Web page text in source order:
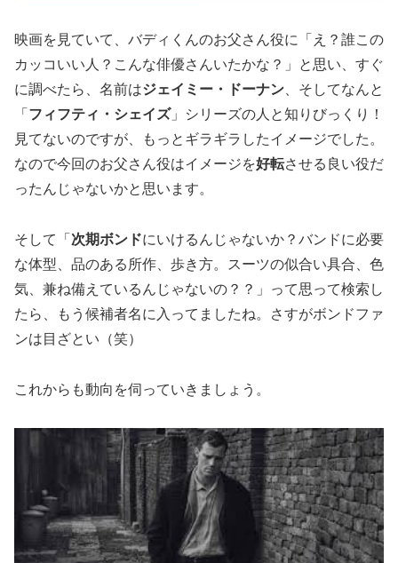
映画を見ていて、バディくんのお父さん役に「え？誰この
カッコいい人？こんな俳優さんいたかな？」と思い、すぐ
に調べたら、名前はジェイミー・ドーナン 、そしてなんと
「 フィフティ・シェイズ」シリーズの人と知りびっくり！
見てないのですが、もっとギラギラしたイメージでした。
なので今回のお父さん役はイメージを好転させる良い役だ
ったんじゃないかと思います。
そして「 次期ボンドにいけるんじゃないか？バンドに必要
な体型、品のある所作、歩き方。スーツの似合い具合、色
気、兼ね備えているんじゃないの？？」って思って検索し
たら、もう候補者名に入ってましたね。さすがボンドファ
ンは目ざとい（笑）
これからも動向を伺っていきましょう。